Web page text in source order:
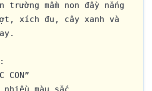
trường mầm non đầy nắng
xích đu, cây xanh và
CON”